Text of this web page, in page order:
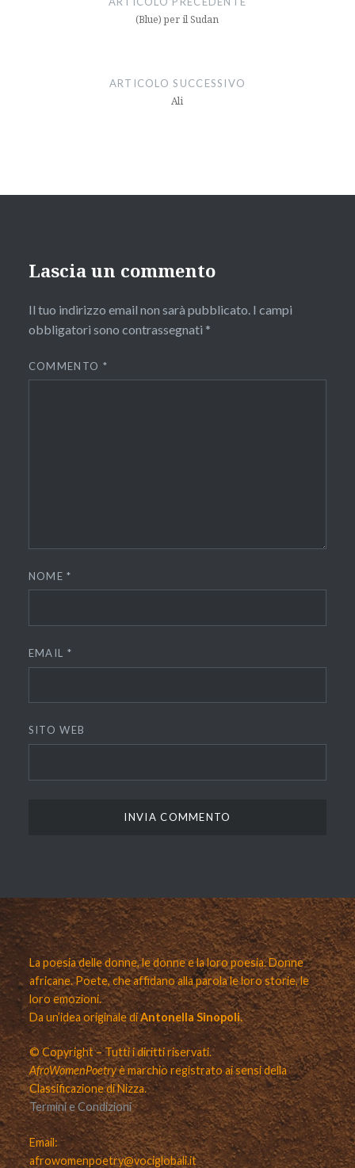
(Blue) per il Sudan
ARTICOLO SUCCESSIVO
Ali
Lascia un commento
Il tuo indirizzo email non sarà pubblicato. I campi
obbligatori sono contrassegnati *
COMMENTO *
NOME*
EMAIL *
SITO WEB
La poesia delle donne, le donne e la loro poesia. Donne
africane. Poete, che affidano alla parola le loro storie, le
loro emozioni.
Da un’idea originale diAntonella Sinopoli.
© Copyright – Tutti i diritti riservati.
AfroWomenPoetryè marchio registrato ai sensi della
Classificazione di Nizza.
Termini e Condizioni
Email:
afrowomenpoetry@vociglobali.it